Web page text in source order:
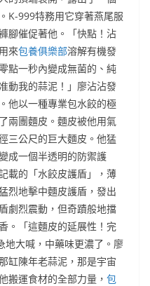
K-999特務用它穿著燕尾服
腳催促著他。「快點！沾
來包養俱樂部溶解有機發
點一秒內變成無菌的、純
動我的蒜泥！」廖沾沾發
他以一種專業包水餃的極
兩團麵皮。麵皮被他用氣
三公尺的巨大麵皮。他猛
成一個半透明的防禦護
載的「水餃皮護盾」，薄
烈地擊中麵皮護盾，發出
劇烈震動，但奇蹟般地擋
。「這麵皮的延展性！完
地大喊，中藥味更濃了。廖
缸陳年老蒜泥，那是宇宙
搬運食材的全部力量， 包